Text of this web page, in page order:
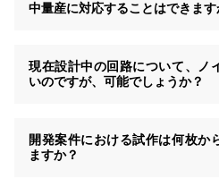
中量産に対応することはできます
現在設計中の回路について、ノ
いのですが、可能でしょうか？
開発案件における試作は何枚か
ますか？